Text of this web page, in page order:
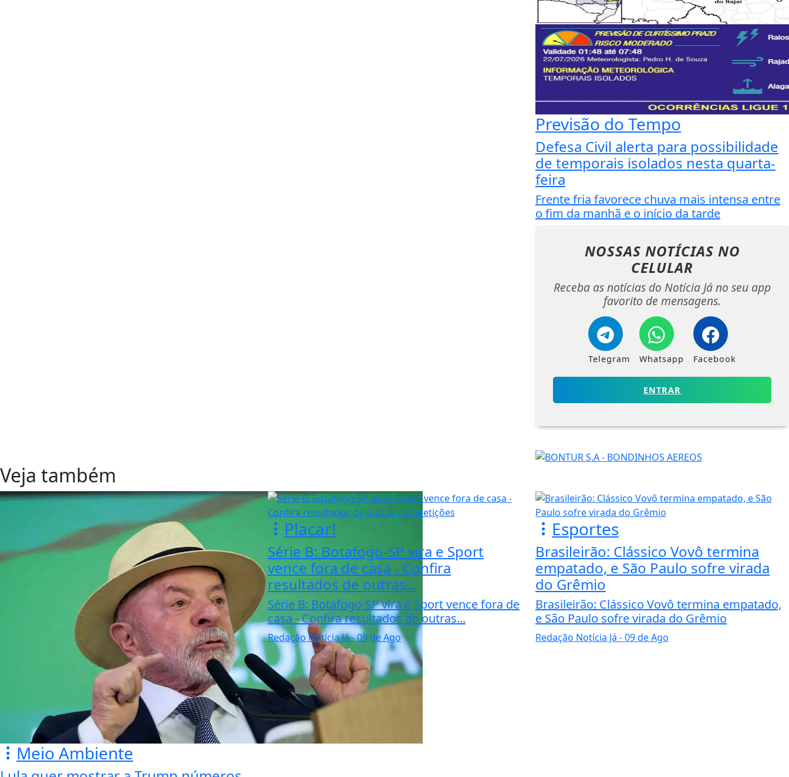
Previsão do Tempo
Defesa Civil alerta para possibilidade
de temporais isolados nesta quarta-
feira
Frente fria favorece chuva mais intensa entre
o fim da manhã e o início da tarde
NOSSAS NOTÍCIAS NO
CELULAR
Receba as notícias do Notícia Já no seu app
favorito de mensagens.
Telegram Whatsapp Facebook
ENTRAR
Veja também
Meio Ambiente
Placar!
Série B: Botafogo-SP vira e Sport
vence fora de casa - Confira
resultados de outras...
Série B: Botafogo-SP vira e Sport vence fora de
casa - Confira resultados de outras...
Redação Notícia Já- 09 de Ago
Esportes
Brasileirão: Clássico Vovô termina
empatado, e São Paulo sofre virada
do Grêmio
Brasileirão: Clássico Vovô termina empatado,
e São Paulo sofre virada do Grêmio
Redação Notícia Já - 09 de Ago